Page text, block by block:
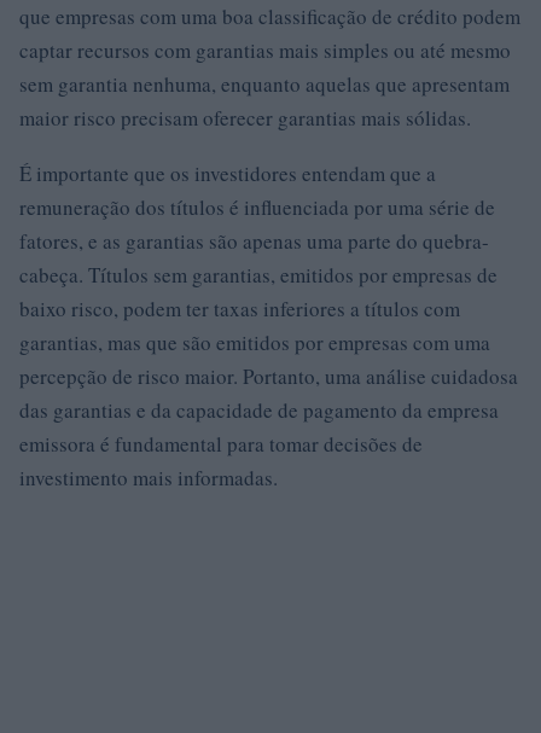
que empresas com uma boa classificação de crédito podem
captar recursos com garantias mais simples ou até mesmo
sem garantia nenhuma, enquanto aquelas que apresentam
maior risco precisam oferecer garantias mais sólidas.
É importante que os investidores entendam que a
remuneração dos títulos é influenciada por uma série de
fatores, e as garantias são apenas uma parte do quebra-
cabeça. Títulos sem garantias, emitidos por empresas de
baixo risco, podem ter taxas inferiores a títulos com
garantias, mas que são emitidos por empresas com uma
percepção de risco maior. Portanto, uma análise cuidadosa
das garantias e da capacidade de pagamento da empresa
emissora é fundamental para tomar decisões de
investimento mais informadas.